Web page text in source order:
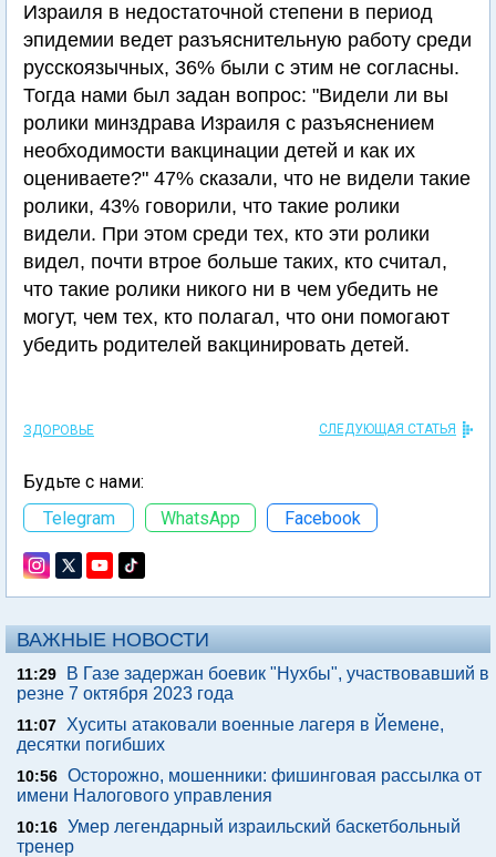
Израиля в недостаточной степени в период
эпидемии ведет разъяснительную работу среди
русскоязычных, 36% были с этим не согласны.
Тогда нами был задан вопрос: "Видели ли вы
ролики минздрава Израиля с разъяснением
необходимости вакцинации детей и как их
оцениваете?" 47% сказали, что не видели такие
ролики, 43% говорили, что такие ролики
видели. При этом среди тех, кто эти ролики
видел, почти втрое больше таких, кто считал,
что такие ролики никого ни в чем убедить не
могут, чем тех, кто полагал, что они помогают
убедить родителей вакцинировать детей.
ЗДОРОВЬЕ СЛЕДУЮЩАЯ СТАТЬЯ
Будьте с нами:
Telegram
WhatsApp Facebook
ВАЖНЫЕ НОВОСТИ
11:29
В Газе задержан боевик "Нухбы", участвовавший в
резне 7 октября 2023 года
11:07
Хуситы атаковали военные лагеря в Йемене,
десятки погибших
10:56 Осторожно, мошенники: фишинговая рассылка от
имени Налогового управления
10:16 Умер легендарный израильский баскетбольный
тренер